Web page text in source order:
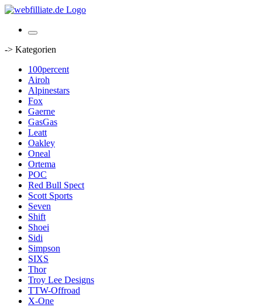
-> Kategorien
100percent
Airoh
Alpinestars
Fox
Gaerne
GasGas
Leatt
Oakley
Oneal
Ortema
POC
Red Bull Spect
Scott Sports
Seven
Shift
Shoei
Sidi
Simpson
SIXS
Thor
Troy Lee Designs
TTW-Offroad
X-One